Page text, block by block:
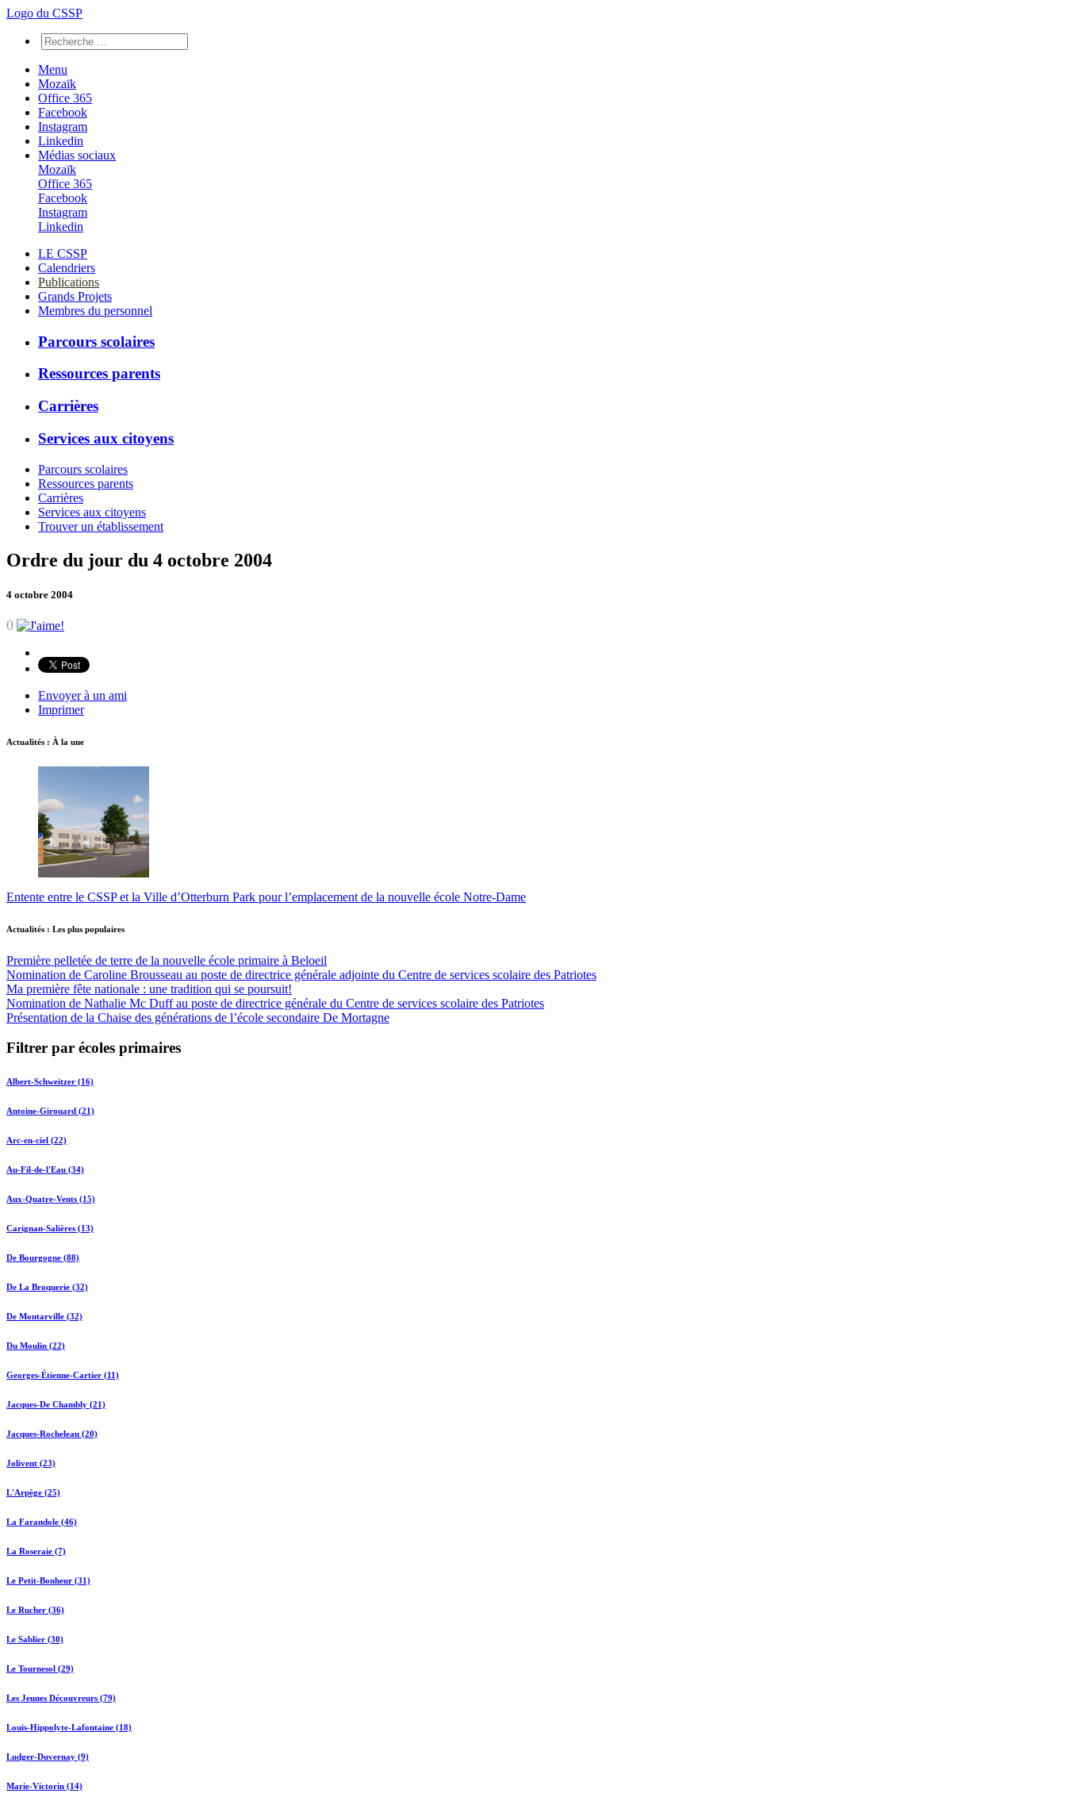
Logo du CSSP
Menu
Mozaïk
Office 365
Facebook
Instagram
Linkedin
Médias sociaux
Mozaïk
Office 365
Facebook
Instagram
Linkedin
LE CSSP
Calendriers
Publications
Grands Projets
Membres du personnel
Parcours scolaires
Ressources parents
Carrières
Services aux citoyens
Parcours scolaires
Ressources parents
Carrières
Services aux citoyens
Trouver un établissement
Ordre du jour du 4 octobre 2004
4 octobre 2004
0
Envoyer à un ami
Imprimer
Actualités : À la une
Entente entre le CSSP et la Ville d’Otterburn Park pour l’emplacement de la nouvelle école Notre-Dame
Actualités : Les plus populaires
Première pelletée de terre de la nouvelle école primaire à Beloeil
Nomination de Caroline Brousseau au poste de directrice générale adjointe du Centre de services scolaire des Patriotes
Ma première fête nationale : une tradition qui se poursuit!
Nomination de Nathalie Mc Duff au poste de directrice générale du Centre de services scolaire des Patriotes
Présentation de la Chaise des générations de l’école secondaire De Mortagne
Filtrer par écoles primaires
Albert-Schweitzer (16)
Antoine-Girouard (21)
Arc-en-ciel (22)
Au-Fil-de-l'Eau (34)
Aux-Quatre-Vents (15)
Carignan-Salières (13)
De Bourgogne (88)
De La Broquerie (32)
De Montarville (32)
Du Moulin (22)
Georges-Étienne-Cartier (11)
Jacques-De Chambly (21)
Jacques-Rocheleau (20)
Jolivent (23)
L'Arpège (25)
La Farandole (46)
La Roseraie (7)
Le Petit-Bonheur (31)
Le Rucher (36)
Le Sablier (30)
Le Tournesol (29)
Les Jeunes Découvreurs (79)
Louis-Hippolyte-Lafontaine (18)
Ludger-Duvernay (9)
Marie-Victorin (14)